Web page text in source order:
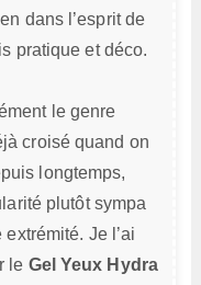
dans l’esprit de
pratique et déco.
le genre
croisé quand on
longtemps,
plutôt sympa
Je l’ai
le Gel Yeux Hydra